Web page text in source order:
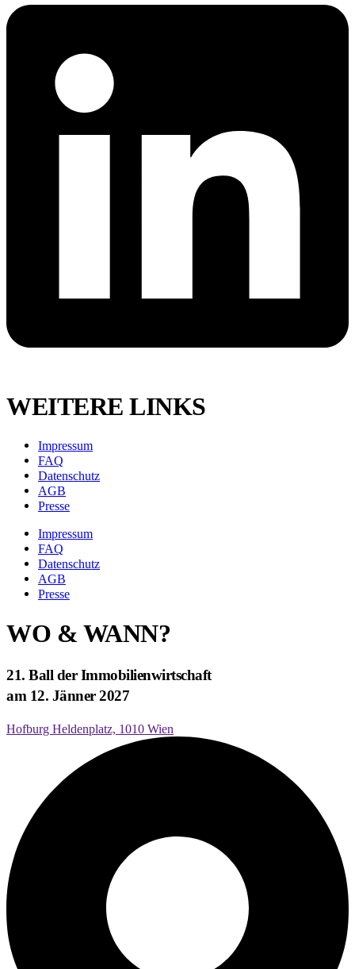
WEITERE LINKS
Impressum
FAQ
Datenschutz
AGB
Presse
Impressum
FAQ
Datenschutz
AGB
Presse
WO & WANN?
21. Ball der Immobilienwirtschaft
am 12. Jänner 2027
Hofburg Heldenplatz, 1010 Wien